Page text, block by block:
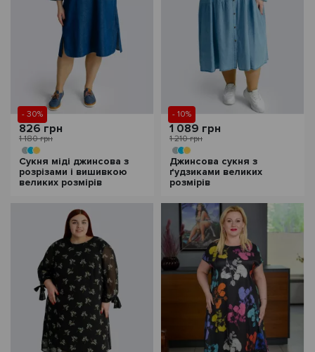
- 30%
826 грн
1 180 грн
Сукня міді джинсова з
розрізами і вишивкою
великих розмірів
- 10%
1 089 грн
1 210 грн
Джинсова сукня з
ґудзиками великих
розмірів